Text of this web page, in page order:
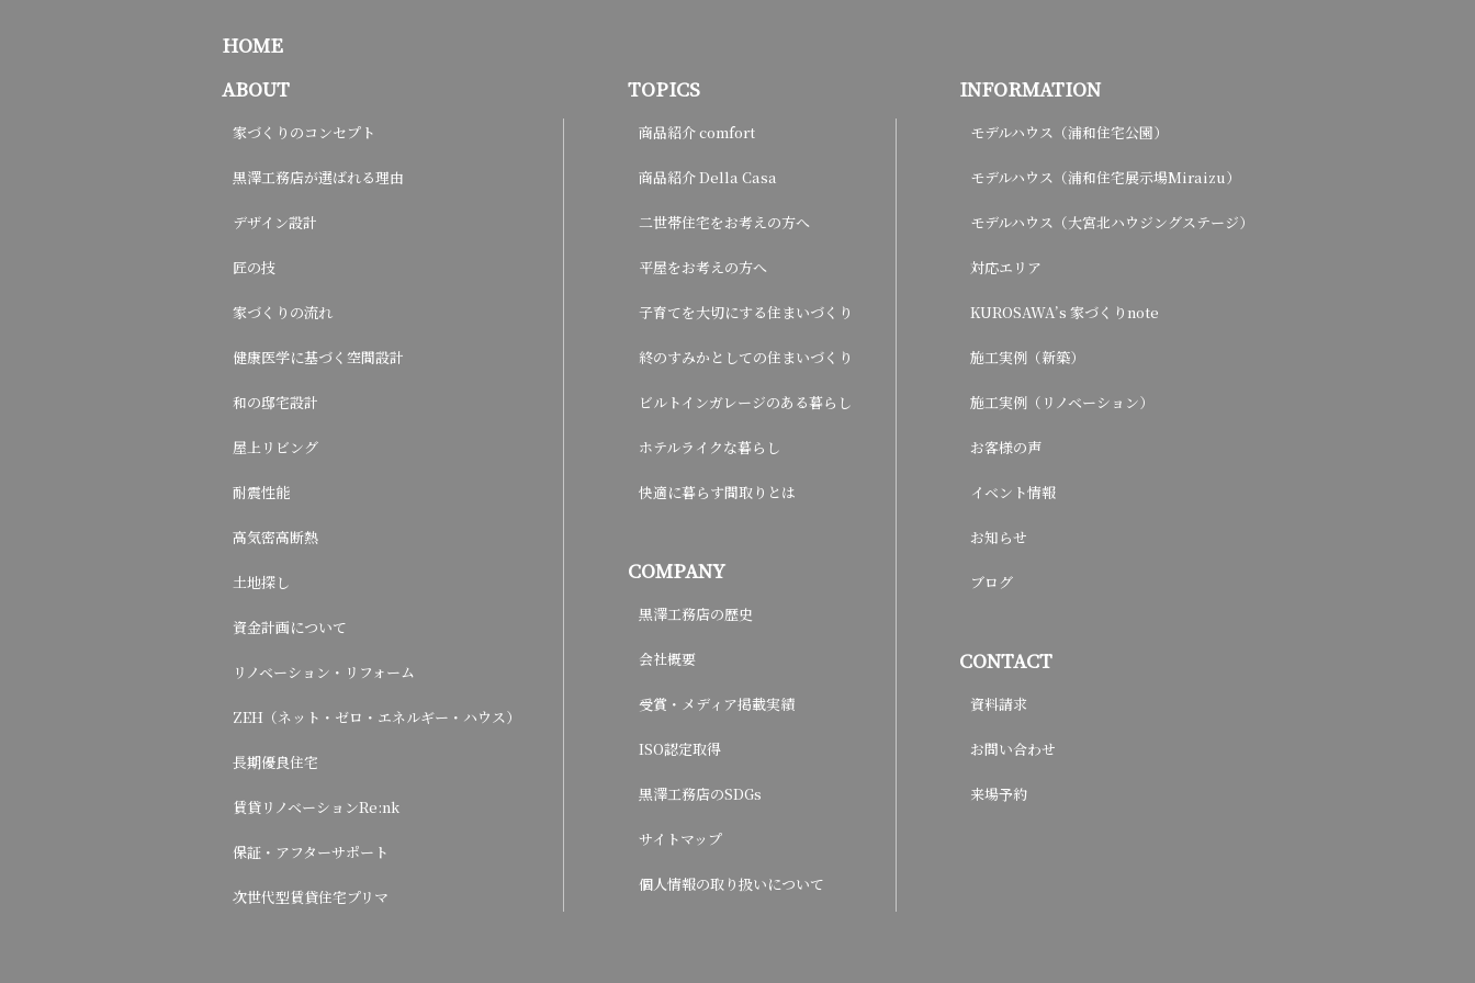
HOME
ABOUT
家づくりのコンセプト
黒澤工務店が選ばれる理由
デザイン設計
匠の技
家づくりの流れ
健康医学に基づく空間設計
和の邸宅設計
屋上リビング
耐震性能
高気密高断熱
土地探し
資金計画について
リノベーション・リフォーム
ZEH（ネット・ゼロ・エネルギー・ハウス）
長期優良住宅
賃貸リノベーションRe:nk
保証・アフターサポート
次世代型賃貸住宅プリマ
TOPICS
商品紹介 comfort
商品紹介 Della Casa
二世帯住宅をお考えの方へ
平屋をお考えの方へ
子育てを大切にする住まいづくり
終のすみかとしての住まいづくり
ビルトインガレージのある暮らし
ホテルライクな暮らし
快適に暮らす間取りとは
COMPANY
黒澤工務店の歴史
会社概要
受賞・メディア掲載実績
ISO認定取得
黒澤工務店のSDGs
サイトマップ
個人情報の取り扱いについて
INFORMATION
モデルハウス（浦和住宅公園）
モデルハウス（浦和住宅展示場Miraizu）
モデルハウス（大宮北ハウジングステージ）
対応エリア
KUROSAWA’s 家づくりnote
施工実例（新築）
施工実例（リノベーション）
お客様の声
イベント情報
お知らせ
ブログ
CONTACT
資料請求
お問い合わせ
来場予約